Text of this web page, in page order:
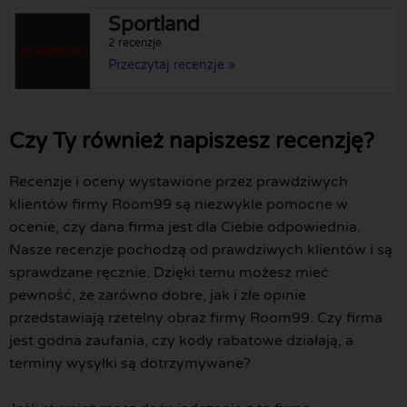
Sportland
2 recenzje
Przeczytaj recenzje »
Czy Ty również napiszesz recenzję?
Recenzje i oceny wystawione przez prawdziwych
klientów firmy Room99 są niezwykle pomocne w
ocenie, czy dana firma jest dla Ciebie odpowiednia.
Nasze recenzje pochodzą od prawdziwych klientów i są
sprawdzane ręcznie. Dzięki temu możesz mieć
pewność, że zarówno dobre, jak i złe opinie
przedstawiają rzetelny obraz firmy Room99. Czy firma
jest godna zaufania, czy kody rabatowe działają, a
terminy wysyłki są dotrzymywane?